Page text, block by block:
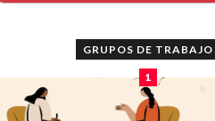
GRUPOS DE TRABAJO
1